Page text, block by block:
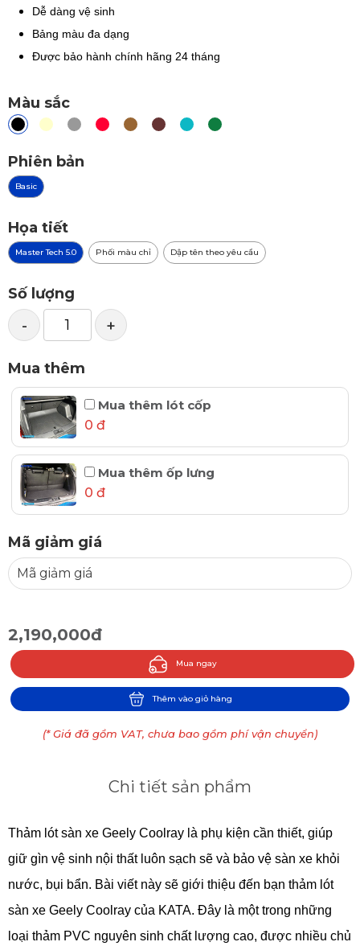
Dễ dàng vệ sinh
Bảng màu đa dạng
Được bảo hành chính hãng 24 tháng
Màu sắc
Phiên bản
Basic
Họa tiết
Master Tech 5.0 Phối màu chỉ Dập tên theo yêu cầu
Số lượng
- +
Mua thêm
Mua thêm lót cốp
0 đ
Mua thêm ốp lưng
0 đ
Mã giảm giá
2,190,000đ
Mua ngay
Thêm vào giỏ hàng
(* Giá đã gồm VAT, chưa bao gồm phí vận chuyển)
Chi tiết sản phẩm
Thảm lót sàn xe Geely Coolray là phụ kiện cần thiết, giúp
giữ gìn vệ sinh nội thất luôn sạch sẽ và bảo vệ sàn xe khỏi
nước, bụi bẩn. Bài viết này sẽ giới thiệu đến bạn thảm lót
sàn xe Geely Coolray của KATA. Đây là một trong những
loại thảm PVC nguyên sinh chất lượng cao, được nhiều chủ